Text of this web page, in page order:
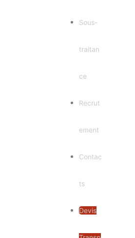
Sous-
traitan
ce
Recrut
ement
Contac
ts
Devis